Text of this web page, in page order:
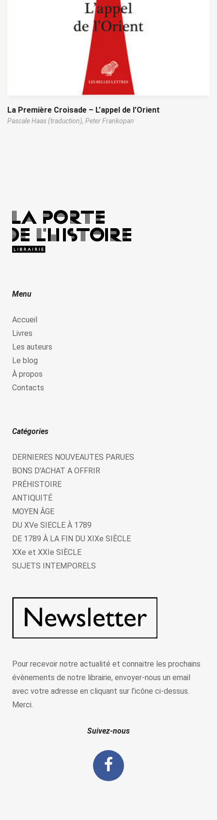
La Première Croisade – L’appel de l’Orient
Pascale Haas (traduction), Peter Frankopan
Menu
Accueil
Livres
Les auteurs
Le blog
À propos
Contacts
Catégories
DERNIERES NOUVEAUTES PARUES
BONS D'ACHAT A OFFRIR
PRÉHISTOIRE
ANTIQUITÉ
MOYEN ÂGE
DU XVe SIECLE À 1789
DE 1789 À LA FIN DU XIXe SIÈCLE
XXe et XXIe SIÈCLE
SUJETS INTEMPORELS
Pour recevoir notre actualité et connaitre les prochains
évènements de notre librairie, envoyer-nous un email
avec votre adresse en cliquant sur l’icône ci-dessus.
Merci.
Suivez-nous